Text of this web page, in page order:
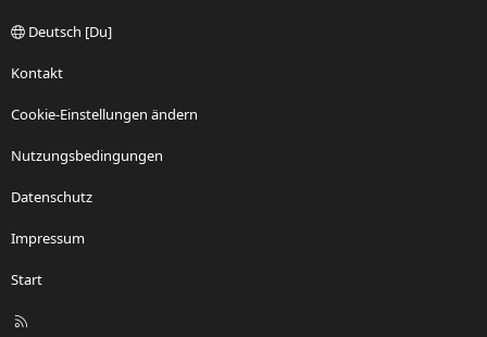
Deutsch [Du]
Kontakt
Cookie-Einstellungen ändern
Nutzungsbedingungen
Datenschutz
Impressum
Start
R